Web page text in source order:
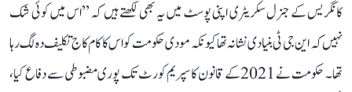
کانگریس کے جنرل سکریٹری اپنی پوسٹ میں یہ بھی لکھتے ہیں کہ ’’اس میں کوئی شک
نہیں کہ این جی ٹی بنیادی نشانہ تھا کیونکہ مودی حکومت کو اس کا کام کاج تکلیف دہ لگ رہا
تھا۔ حکومت نے 2021 کے قانون کا سپریم کورٹ تک پوری مضبوطی سے دفاع کیا،